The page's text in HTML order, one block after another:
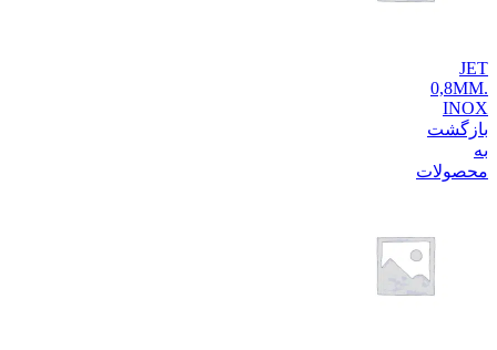
JET
0,8MM.
INOX
بازگشت
به
محصولات